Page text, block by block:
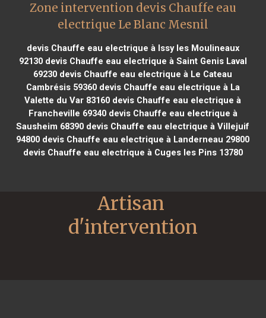
Zone intervention devis Chauffe eau
electrique Le Blanc Mesnil
devis Chauffe eau electrique à Issy les Moulineaux
92130devis Chauffe eau electrique à Saint Genis Laval
69230 devis Chauffe eau electrique à Le Cateau
Cambrésis 59360devis Chauffe eau electrique à La
Valette du Var 83160 devis Chauffe eau electrique à
Francheville 69340devis Chauffe eau electrique à
Sausheim 68390 devis Chauffe eau electrique à Villejuif
94800 devis Chauffe eau electrique à Landerneau 29800
devis Chauffe eau electrique à Cuges les Pins 13780
Artisan
d'intervention